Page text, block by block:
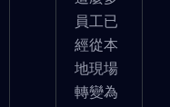
員工已
經從本
地現場
轉變為